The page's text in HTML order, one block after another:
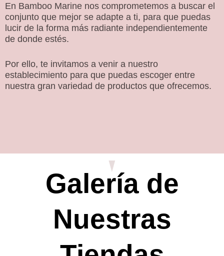
En Bamboo Marine nos comprometemos a buscar el
conjunto que mejor se adapte a ti, para que puedas
lucir de la forma más radiante independientemente
de donde estés.
Por ello, te invitamos a venir a nuestro
establecimiento para que puedas escoger entre
nuestra gran variedad de productos que ofrecemos.
Galería de
Nuestras